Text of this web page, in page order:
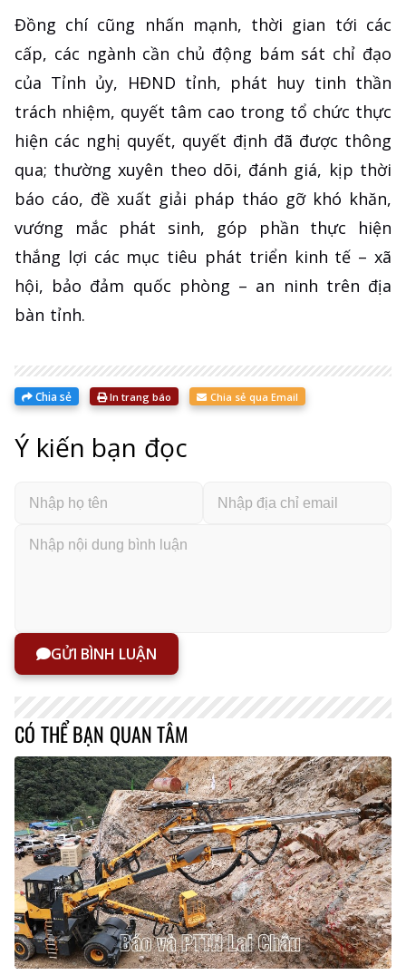
Đồng chí cũng nhấn mạnh, thời gian tới các
cấp, các ngành cần chủ động bám sát chỉ đạo
của Tỉnh ủy, HĐND tỉnh, phát huy tinh thần
trách nhiệm, quyết tâm cao trong tổ chức thực
hiện các nghị quyết, quyết định đã được thông
qua; thường xuyên theo dõi, đánh giá, kịp thời
báo cáo, đề xuất giải pháp tháo gỡ khó khăn,
vướng mắc phát sinh, góp phần thực hiện
thắng lợi các mục tiêu phát triển kinh tế – xã
hội, bảo đảm quốc phòng – an ninh trên địa
bàn tỉnh.
Chia sẻ In trang báo Chia sẻ qua Email
Ý kiến bạn đọc
GỬI BÌNH LUẬN
CÓ THỂ BẠN QUAN TÂM